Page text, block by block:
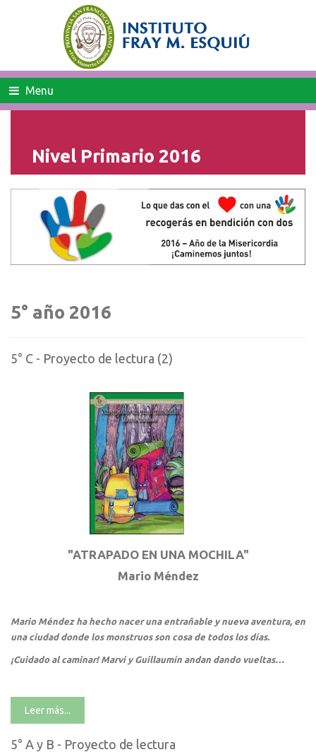
Menu
Nivel Primario 2016
5° año 2016
5° C - Proyecto de lectura (2)
"ATRAPADO EN UNA MOCHILA"
Mario Méndez
Mario Méndez ha hecho nacer una entrañable y nueva aventura, en
una ciudad donde los monstruos son cosa de todos los días.
¡Cuidado al caminar! Marvi y Guillaumín andan dando vueltas…
Leer más...
5° A y B - Proyecto de lectura